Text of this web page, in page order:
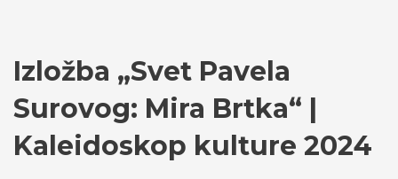
Izložba „Svet Pavela
Surovog: Mira Brtka“ |
Kaleidoskop kulture 2024